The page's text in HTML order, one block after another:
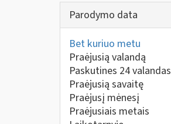
Parodymo data
Bet kuriuo metu
Praėjusią valandą
Paskutines 24 valandas
Praėjusią savaitę
Praėjusį mėnesį
Praėjusiais metais